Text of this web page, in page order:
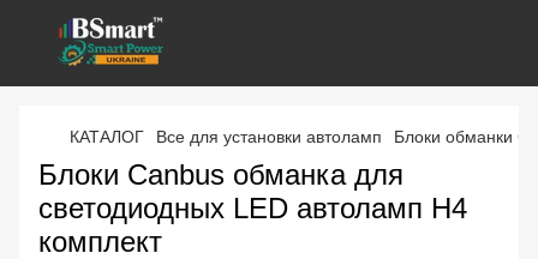
КАТАЛОГ Все для установки автоламп Блоки обманки
Блоки Canbus обманка для
светодиодных LED автоламп H4
комплект